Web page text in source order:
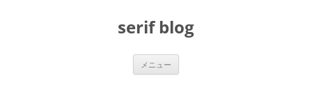
serif blog
メニュー